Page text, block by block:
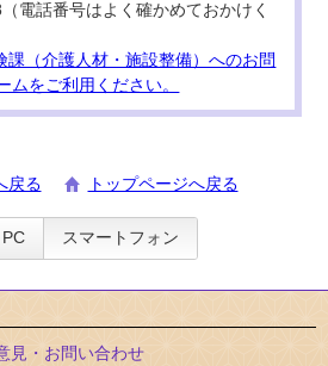
電話番号はよく確かめておかけく
（介護人材・施設整備）へのお問
ムをご利用ください。
戻る トップページへ戻る
PC スマートフォン
見・お問い合わせ